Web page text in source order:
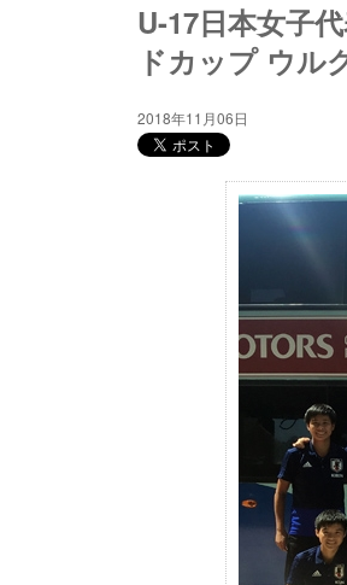
U-17日本女子
ドカップ ウル
2018年11月06日